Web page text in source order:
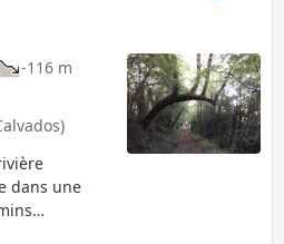
-116 m
dans une